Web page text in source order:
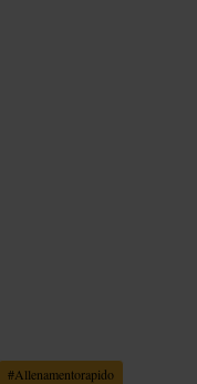
#Allenamentorapido